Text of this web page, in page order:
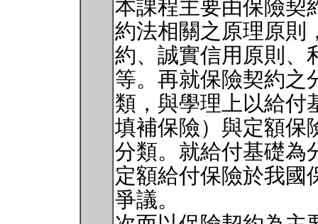
本課程主要由保險契
約法相關之原理原則
約、誠實信用原則、
等。再就保險契約之
類，與學理上以給付
填補保險）與定額保
分類。就給付基礎為
定額給付保險於我國
爭議。